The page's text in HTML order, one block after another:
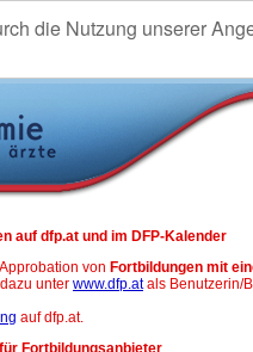
die Nutzung unserer
auf dfp.at und im DFP-Kalender
von Fortbildungen mit
unter www.dfp.atals Benutzerin/
auf dfp.at.
Fortbildungsanbieter